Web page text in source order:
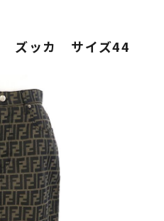
ズッカ サイズ44